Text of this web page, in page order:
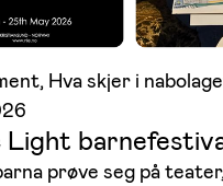
, Hva skjer i
prøve seg på